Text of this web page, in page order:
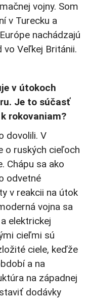
vojny. Som
v Turecku a
nachádzajú
vo Veľkej Británii.
v útokoch
Je to súčasť
rokovaniam?
dovolili. V
o ruských cieľoch
Chápu sa ako
odvetné
v reakcii na útok
vojna sa
elektrickej
cieľmi sú
ciele, keďže
a na
na západnej
dodávky